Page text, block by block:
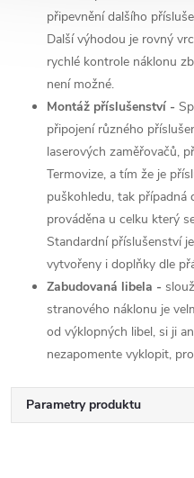
připevnění dalšího
Další výhodou je rovný
rychlé kontrole náklonu
není možné.
Montáž příslušenství -
připojení různého
laserových zaměřovačů,
Termovize, a tím že je
puškohledu, tak případná
prováděna u celku který
Standardní příslušenství
vytvořeny i doplňky dle
Zabudovaná libela -
stranového náklonu je
od výklopných libel, si ji
nezapomente vyklopit,
Parametry produktu